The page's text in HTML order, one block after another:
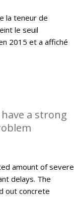
la teneur de
le seuil
2015 et a affiché
a strong
amount of severe
delays. The
out concrete